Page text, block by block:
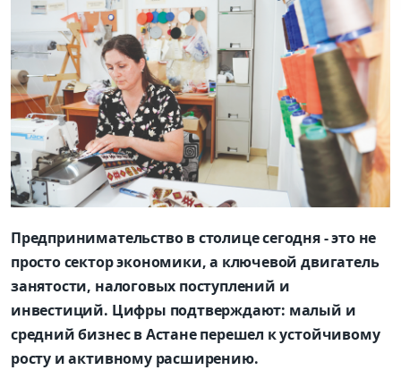
Предпринимательство в столице сегодня - это не
просто сектор экономики, а ключевой двигатель
занятости, налоговых поступлений и
инвестиций. Цифры подтверждают: малый и
средний бизнес в Астане перешел к устойчивому
росту и активному расширению.